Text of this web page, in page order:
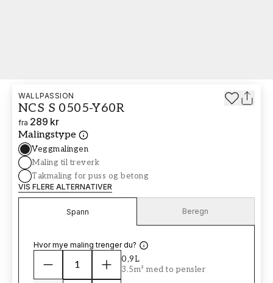
WALLPASSION
NCS S 0505-Y60R
fra 289 kr
Malingstype
Veggmalingen
Maling til treverk
Takmaling for puss og betong
VIS FLERE ALTERNATIVER
Spann Beregn
Hvor mye maling trenger du?
0,9L
3.5m² med to pensler